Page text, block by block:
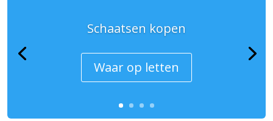
Schaatsen kopen
Waar op letten